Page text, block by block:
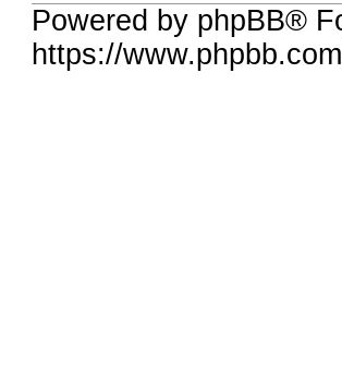
Powered by phpBB®
https://